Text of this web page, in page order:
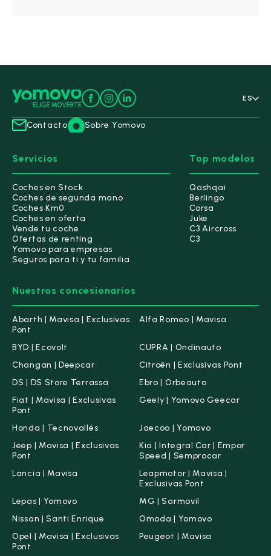
Lancia(6)
Leapmotor
Nissan
Todos
(2)
Ariya
(2)
Interstar
(2)
Leaf
(10)
Micra
Primastar
(120)
Qashqai
(4)
Townstar
(13)
X-Trail
Omoda
Skoda(82)
ES
Contacto Sobre Yomovo
Servicios
Coches en Stock
Coches de segunda mano
Coches Km0
Coches en oferta
Vende tu coche
Ofertas de renting
Yomovo para empresas
Seguros para ti y tu familia
Top modelos
Qashqai
Berlingo
Corsa
Juke
C3 Aircross
C3
Nuestros concesionarios
Abarth | Mavisa | Exclusivas
Pont
Alfa Romeo | Mavisa
BYD | Ecovolt
CUPRA | Ondinauto
Changan | Deepcar
Citroën | Exclusivas Pont
DS | DS Store Terrassa
Ebro | Orbeauto
Fiat | Mavisa | Exclusivas
Pont
Geely | Yomovo Geecar
Honda | Tecnovallés
Jaecoo | Yomovo
Jeep | Mavisa | Exclusivas
Pont
Kia | Integral Car | Empor
Speed | Semprocar
Lancia | Mavisa
Leapmotor | Mavisa |
Exclusivas Pont
Lepas | Yomovo
MG | Sarmovil
Nissan | Santi Enrique
Omoda | Yomovo
Opel | Mavisa | Exclusivas
Pont
Peugeot | Mavisa